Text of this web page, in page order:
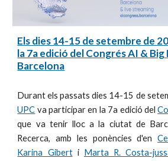
Els dies 14-15 de setembre de
la 7a edició del Congrés AI &
Barcelona
Durant els passats dies 14-15 de
UPC va participar en la 7a edició del
que va tenir lloc a la ciutat de
Recerca, amb les ponències d'en
Karina Giberti Marta R. Costa-